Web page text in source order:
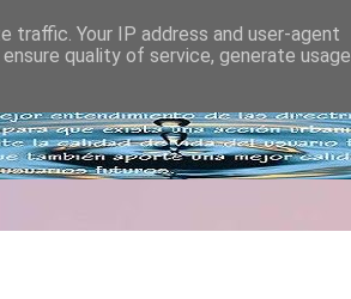
traffic. Your IP address and user-agent
quality of service, generate usage